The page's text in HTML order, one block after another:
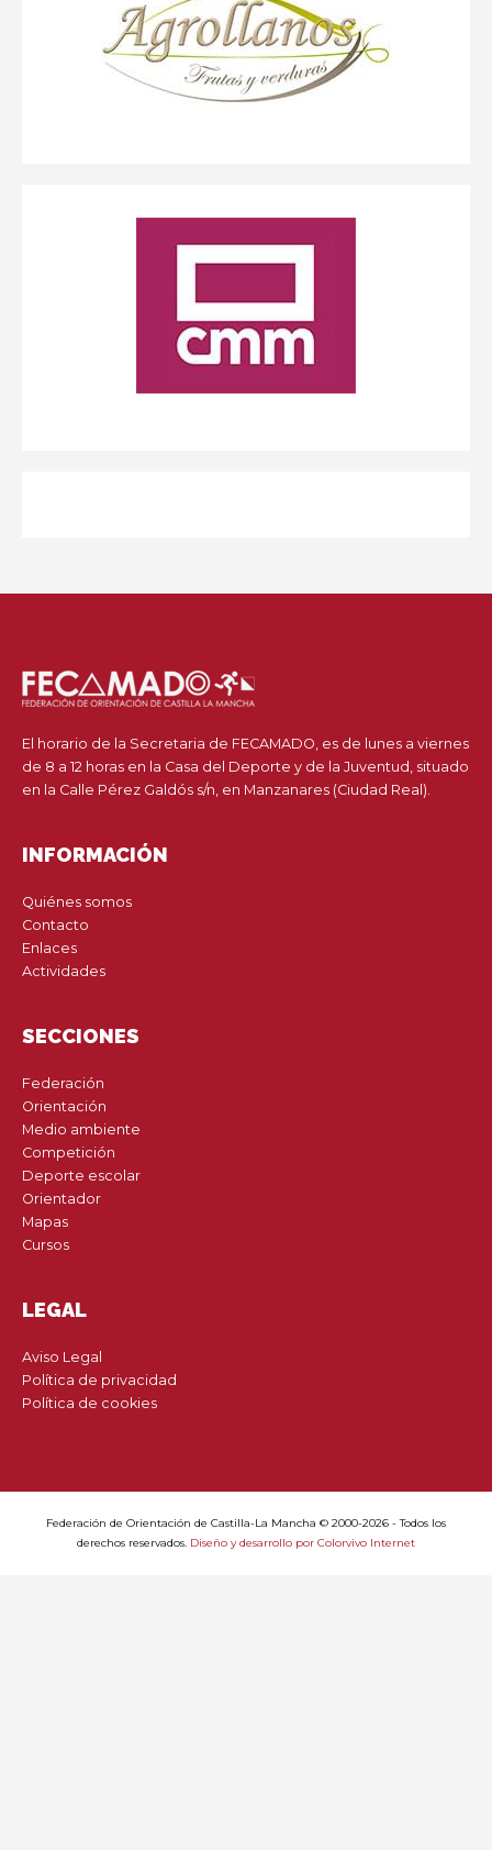
El horario de la Secretaria de FECAMADO, es de lunes a viernes
de 8 a 12 horas en la Casa del Deporte y de la Juventud, situado
en la Calle Pérez Galdós s/n, en Manzanares (Ciudad Real).
INFORMACIÓN
Quiénes somos
Contacto
Enlaces
Actividades
SECCIONES
Federación
Orientación
Medio ambiente
Competición
Deporte escolar
Orientador
Mapas
Cursos
LEGAL
Aviso Legal
Política de privacidad
Política de cookies
Federación de Orientación de Castilla-La Mancha © 2000-2026 - Todos los
derechos reservados. Diseño y desarrollo por Colorvivo Internet